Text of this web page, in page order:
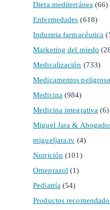
Dieta mediterránea (66)
Enfermedades (618)
Industria farmacéutica
Marketing del miedo
Medicalización (733)
Medicamentos
Medicina (984)
Medicina integrativa (6)
Miguel Jara &
migueljara.tv (4)
Nutrición (101)
Omeprazol (1)
Pediatría (54)
Productos